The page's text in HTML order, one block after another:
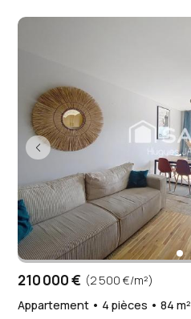
210 000 € (2 500 €/m²)
Appartement • 4 pièces • 84 m²